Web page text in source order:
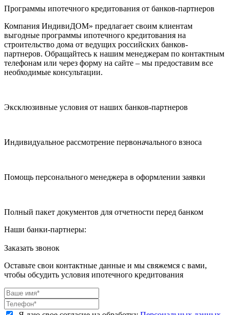
Программы ипотечного кредитования от банков-партнеров
Компания ИндивиДОМ» предлагает своим клиентам
выгодные программы ипотечного кредитования на
строительство дома от ведущих российских банков-
партнеров. Обращайтесь к нашим менеджерам по контактным
телефонам или через форму на сайте – мы предоставим все
необходимые консультации.
Эксклюзивные условия от наших банков-партнеров
Индивидуальное рассмотрение первоначального взноса
Помощь персонального менеджера в оформлении заявки
Полный пакет документов для отчетности перед банком
Наши банки-партнеры:
Заказать звонок
Оставьте свои контактные данные и мы свяжемся с вами,
чтобы обсудить условия ипотечного кредитования